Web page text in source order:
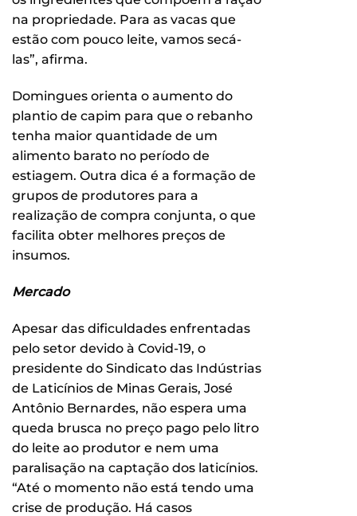
na propriedade. Para as vacas que
estão com pouco leite, vamos secá-
las”, afirma.
Domingues orienta o aumento do
plantio de capim para que o rebanho
tenha maior quantidade de um
alimento barato no período de
estiagem. Outra dica é a formação de
grupos de produtores para a
realização de compra conjunta, o que
facilita obter melhores preços de
insumos.
Mercado
Apesar das dificuldades enfrentadas
pelo setor devido à Covid-19, o
presidente do Sindicato das Indústrias
de Laticínios de Minas Gerais, José
Antônio Bernardes, não espera uma
queda brusca no preço pago pelo litro
do leite ao produtor e nem uma
paralisação na captação dos laticínios.
“Até o momento não está tendo uma
crise de produção. Há casos